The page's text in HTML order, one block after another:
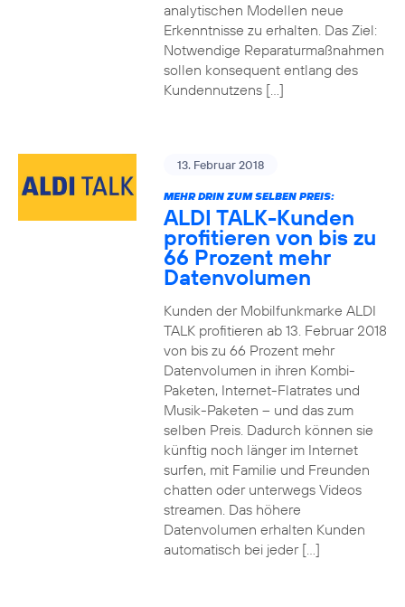
analytischen Modellen neue
Erkenntnisse zu erhalten. Das Ziel:
Notwendige Reparaturmaßnahmen
sollen konsequent entlang des
Kundennutzens […]
13. Februar 2018
MEHR DRIN ZUM SELBEN PREIS:
ALDI TALK-Kunden
profitieren von bis zu
66 Prozent mehr
Datenvolumen
Kunden der Mobilfunkmarke ALDI
TALK profitieren ab 13. Februar 2018
von bis zu 66 Prozent mehr
Datenvolumen in ihren Kombi-
Paketen, Internet-Flatrates und
Musik-Paketen – und das zum
selben Preis. Dadurch können sie
künftig noch länger im Internet
surfen, mit Familie und Freunden
chatten oder unterwegs Videos
streamen. Das höhere
Datenvolumen erhalten Kunden
automatisch bei jeder […]